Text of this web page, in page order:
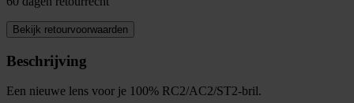
Bekijk retourvoorwaarden
Beschrijving
Een nieuwe lens voor je 100% RC2/AC2/ST2-bril.